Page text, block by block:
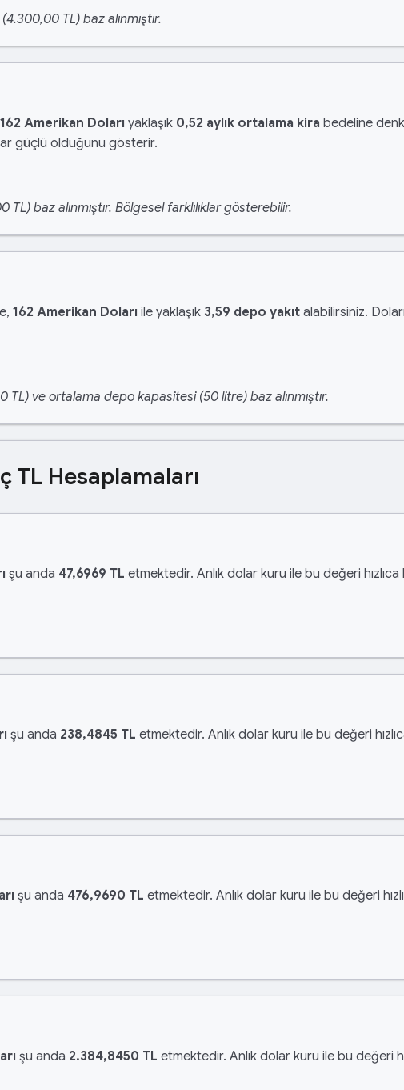
TL) baz alınmıştır.
162 Amerikan Doları yaklaşık 0,52 aylık ortalama kira bedeline
güçlü olduğunu gösterir.
baz alınmıştır. Bölgesel farklılıklar gösterebilir.
162 Amerikan Doları ile yaklaşık 3,59 depo yakıt alabilirsiniz.
ve ortalama depo kapasitesi (50 litre) baz alınmıştır.
TL Hesaplamaları
şu anda 47,6969 TL etmektedir. Anlık dolar kuru ile bu değeri
şu anda 238,4845 TL etmektedir. Anlık dolar kuru ile bu değeri
şu anda 476,9690 TL etmektedir. Anlık dolar kuru ile bu değeri
şu anda 2.384,8450 TL etmektedir. Anlık dolar kuru ile bu değeri